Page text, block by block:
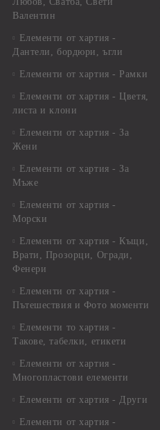
Валентин
Елементи от хартия -
Дантели, бордюри, ъгли
Елементи от хартия - Рамки
Елементи от хартия - Цветя,
листа и клони
Елементи от хартия - За
Жени
Елементи от хартия - За
Мъже
Елементи от хартия -
Морски
Елементи от хартия - Къщи,
Врати, Прозорци, Огради,
Фенери
Елементи от хартия -
Пътешествия и Фото моменти
Елементи то хартия -
Такове, табелки, етикети
Елементи от хартия -
Многопластови елементи
Елементи от хартия - Други
Елементи от хартия -